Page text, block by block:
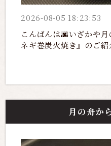
2026-08-05 18:23:53
こんばんは🌆いざかや
ネギ巻炭火焼き』のご
月の舟か